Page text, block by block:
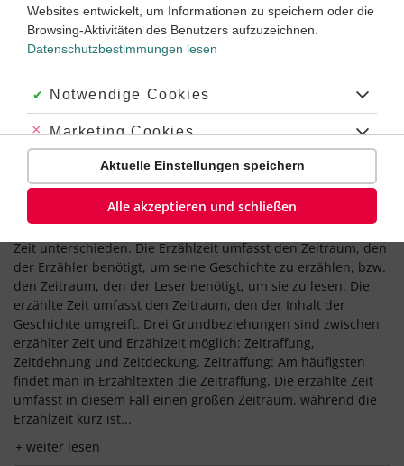
Französisch Geschichte Latein Mathematik
A B C D E F G
N
O
S
Anfangsbuchstabe
Zeit: Erzählzeit und erzählte Zeit
Bei epischen Texten wird zwischen Erzählzeit und erzählter
Zeit unterschieden. Die Erzählzeit umfasst den Zeitraum, den
der Erzähler benötigt, um seine Geschichte zu erzählen, bzw.
den Zeitraum, den der Leser benötigt, um sie zu lesen. Die
erzählte Zeit umfasst den Zeitraum, den der Inhalt der
Geschichte umgreift. Drei Grundbeziehungen sind zwischen
erzählter Zeit und Erzählzeit möglich: Zeitraffung,
Zeitdehnung und Zeitdeckung. Zeitraffung: Am häufigsten
findet man in Erzähltexten die Zeitraffung. Die erzählte Zeit
umfasst in diesem Fall einen großen Zeitraum, während die
Erzählzeit kurz ist...
weiter lesen
Websites entwickelt, um Informationen zu speichern oder die
Browsing-Aktivitäten des Benutzers aufzuzeichnen.
Datenschutzbestimmungen lesen
Akzeptiert:
Notwendige Cookies
Abgelehnt:
Marketing Cookies
Abgelehnt:
Personalisierungs-Cookies
Aktuelle Einstellungen speichern
Alle akzeptieren und schließen